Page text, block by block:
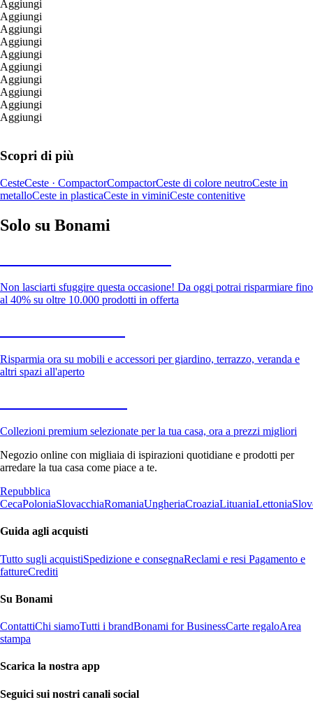
Aggiungi
Aggiungi
Aggiungi
Aggiungi
Aggiungi
Aggiungi
Aggiungi
Aggiungi
Aggiungi
Aggiungi
Scopri di più
CesteCeste · CompactorCompactorCeste di colore neutroCeste in
metalloCeste in plasticaCeste in viminiCeste contenitive
Solo su Bonami
Non lasciarti sfuggire questa occasione! Da oggi potrai risparmiare fino
al 40% su oltre 10.000 prodotti in offerta
Risparmia ora su mobili e accessori per giardino, terrazzo, veranda e
altri spazi all'aperto
Collezioni premium selezionate per la tua casa, ora a prezzi migliori
Negozio online con migliaia di ispirazioni quotidiane e prodotti per
arredare la tua casa come piace a te.
Repubblica
CecaPoloniaSlovacchiaRomaniaUngheriaCroaziaLituaniaLettonia
Guida agli acquisti
Tutto sugli acquistiSpedizione e consegnaReclami e resi Pagamento e
fattureCrediti
Su Bonami
ContattiChi siamoTutti i brandBonami for BusinessCarte regaloArea
stampa
Scarica la nostra app
Seguici sui nostri canali social